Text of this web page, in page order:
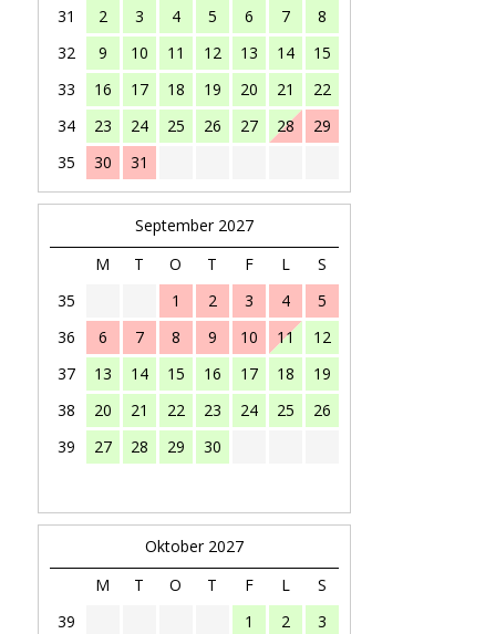
31 2 3 4 5 6 7
8
32
9 10 11 12 13 14
15
33
16 17 18 19 20 21
22
34
23 24 25 26 27 28
29
35
30 31
September 2027
M
T O T F L
S
35
1 2 3 4
5
36
6 7 8 9 10 11
12
37
13 14 15 16 17 18
19
38
20 21 22 23 24 25
26
39
27 28 29 30
Oktober 2027
M
T O T F L
S
39
1 2
3